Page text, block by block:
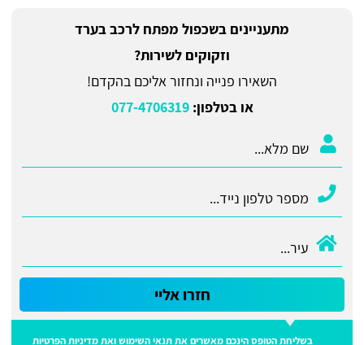
מתעניינים בשכפול מפתח לרכב בערד
וזקוקים לשירות?
השאירו פנייה ונחזור אליכם בהקדם!
או בטלפון:077-4706319
חזרו אליי
בשליחת הטופס הינכם מאשרים אתתנאי השימושואתמדיניות הפרטיות